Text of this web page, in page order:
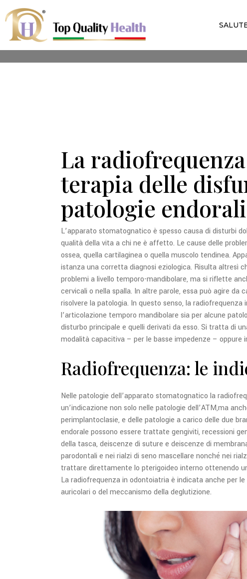
La
terapia delle
patologie endorali
L’apparato stomatognatico è spesso causa di disturbi
qualità della vita a chi ne è affetto. Le cause delle
ossea, quella cartilaginea o quella muscolo tendinea.
istanza una corretta diagnosi eziologica. Risulta altresì
problemi a livello temporo-mandibolare, ma si riflette
cervicali o nella spalla. In altre parole, essa può agire
risolvere la patologia. In questo senso, la
l’articolazione temporo mandibolare sia per alcune
disturbo principale e quelli derivati da esso. Si tratta di
modalità capacitiva – per le basse impedenze – oppure
Radiofrequenza: le
Nelle patologie dell’apparato stomatognatico la
un’indicazione non solo nelle patologie dell’ATM,ma
perimplantoclasie, e delle patologie a carico delle due
endorale possono essere trattate gengiviti, recessioni
della tasca, deiscenze di suture e deiscenze di
parodontali e nei rialzi di seno mascellare nonché nei
trattare direttamente lo pterigoideo interno ottenendo
La radiofrequenza in odontoiatria è indicata anche per
auricolari o del meccanismo della deglutizione.